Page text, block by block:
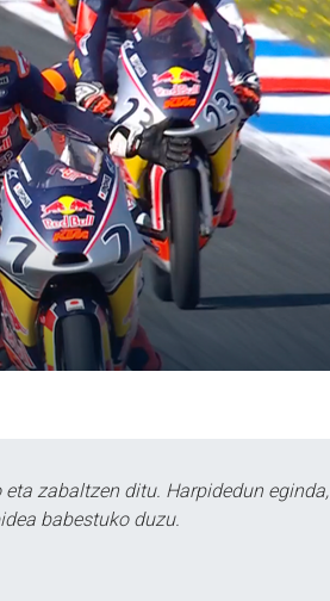
zabaltzen ditu. Harpidedun eginda,
babestuko duzu.